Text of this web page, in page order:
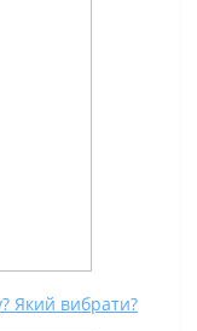
Який вибрати?